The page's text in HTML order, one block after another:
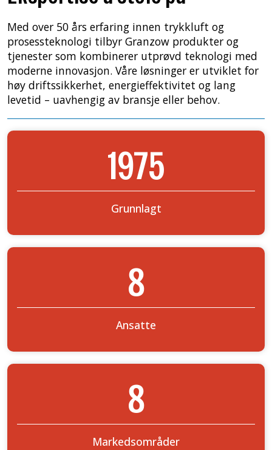
Med over 50 års erfaring innen trykkluft og
prosessteknologi tilbyr Granzow produkter og
tjenester som kombinerer utprøvd teknologi med
moderne innovasjon. Våre løsninger er utviklet for
høy driftssikkerhet, energieffektivitet og lang
levetid – uavhengig av bransje eller behov.
1975
Grunnlagt
8
Ansatte
8
Markedsområder